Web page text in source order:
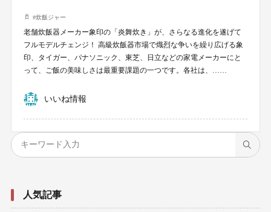
#炊飯ジャー
老舗炊飯器メーカー象印の「炎舞炊き」が、さらなる進化を遂げて
フルモデルチェンジ！ 高級炊飯器市場で熾烈な争いを繰り広げる象
印、タイガー、パナソニック、東芝、日立などの家電メーカーにと
って、ご飯の美味しさは最重要課題の一つです。各社は、……
いいね情報
人気記事